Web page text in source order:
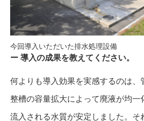
導入の成果を教えてください。
何よりも導入効果を実感するのは、
整槽の容量拡大によって廃液が均一
流入される水質が安定しました。そ
今回導入いただいた排水処理設備